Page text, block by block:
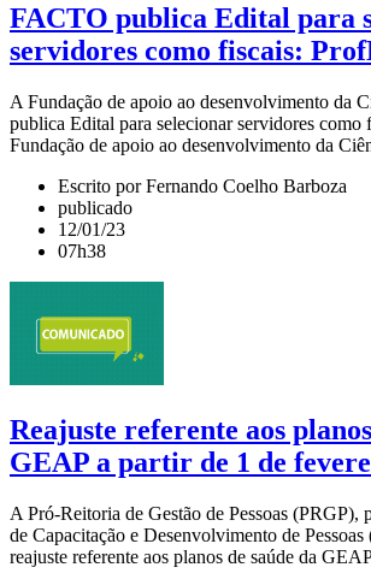
FACTO publica Edital para
servidores como fiscais:
A Fundação de apoio ao desenvolvimento da
publica Edital para selecionar servidores como
Fundação de apoio ao desenvolvimento da
Escrito por Fernando Coelho Barboza
publicado
12/01/23
07h38
Reajuste referente aos
GEAP a partir de 1 de
A Pró-Reitoria de Gestão de Pessoas (PRGP),
de Capacitação e Desenvolvimento de
reajuste referente aos planos de saúde da